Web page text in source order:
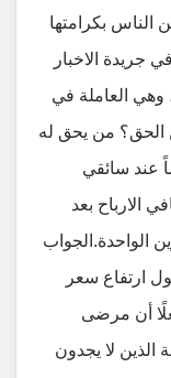
بكرامتها
جريدة الاخبار
وهي العاملة في
الحق؟ من يحق له
عند سائقي
الارباح بعد
البنزين الواحدة.الجواب
ارتفاع سعر
احدٌ فعلًا أن مرضى
الذين لا يجدون